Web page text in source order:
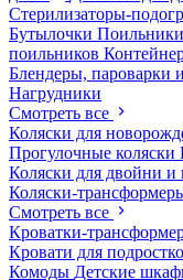
Стерилизаторы-
Бутылочки Поильники
поильников
Блендеры, пароварки
Нагрудники
Смотреть все
Коляски для
Прогулочные коляски
Коляски для двойни и
Коляски-
Смотреть все
Кроватки-
Кровати для
Комоды Детские